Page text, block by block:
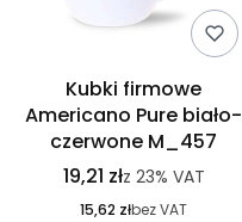
Kubki firmowe
Americano Pure biało-
czerwone M_457
19,21 złz 23% VAT
15,62 złbez VAT